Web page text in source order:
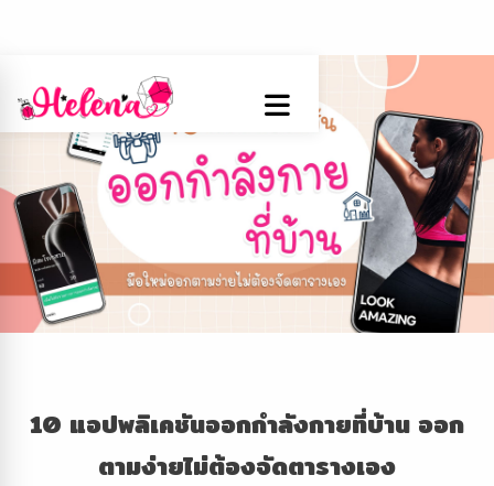
10 แอปพลิเคชันออกกำลังกายที่บ้าน ออก
ตามง่ายไม่ต้องจัดตารางเอง